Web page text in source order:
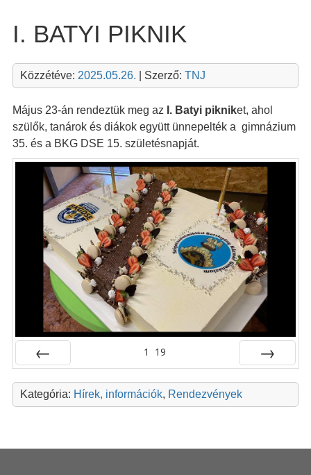
I. BATYI PIKNIK
Közzétéve: 2025.05.26. | Szerző: TNJ
Május 23-án rendeztük meg az I. Batyi pikniket, ahol
szülők, tanárok és diákok együtt ünnepelték a gimnázium
35. és a BKG DSE 15. születésnapját.
1
19
Kategória: Hírek, információk, Rendezvények